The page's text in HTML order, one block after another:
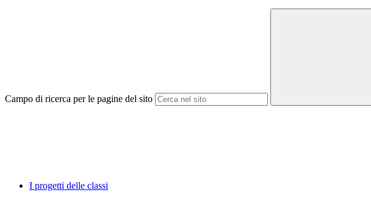
Campo di ricerca per le pagine del sito
I progetti delle classi